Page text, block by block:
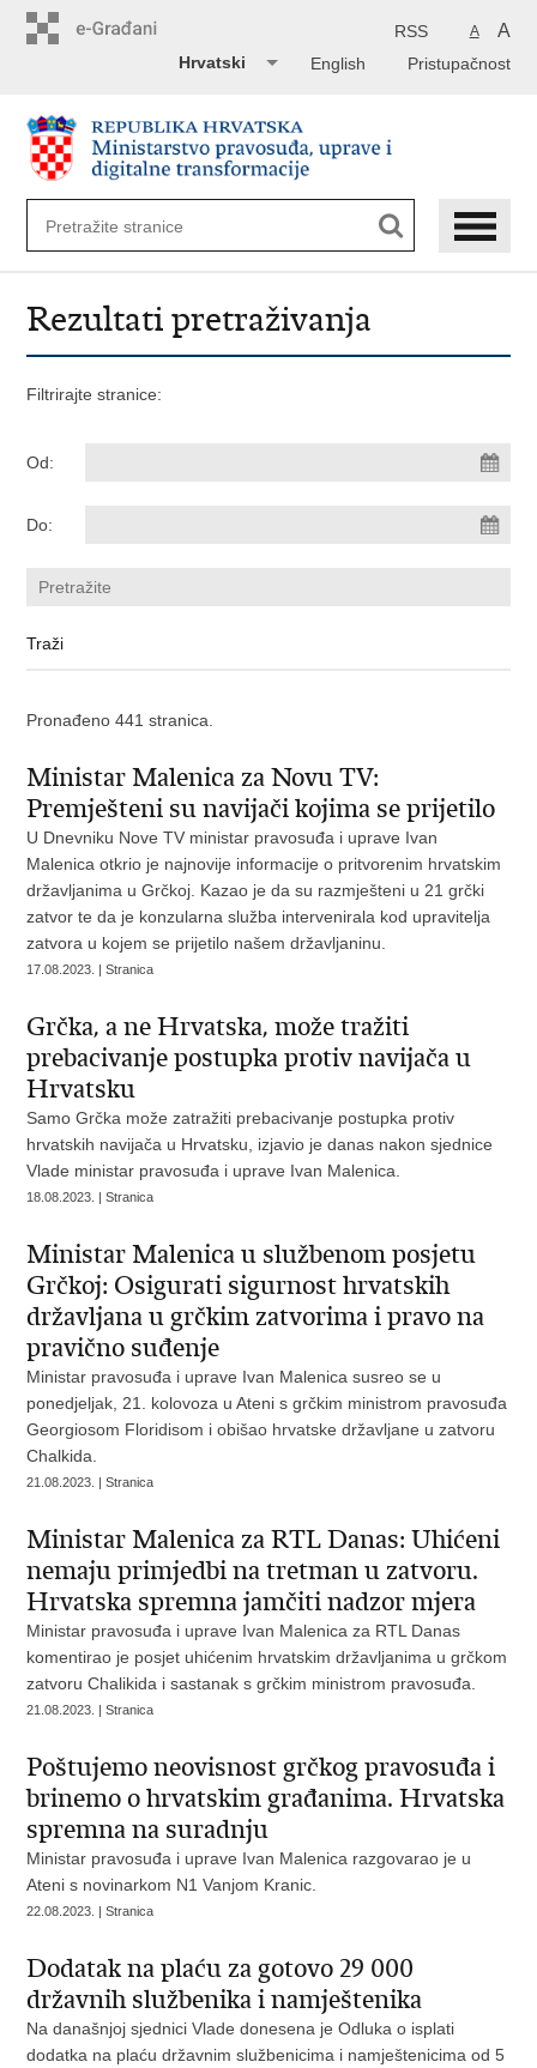
A A
RSS
Pristupačnost
English
Hrvatski
Rezultati pretraživanja
Filtrirajte stranice:
Od:
Do:
Pronađeno 441 stranica.
Ministar Malenica za Novu TV:
Premješteni su navijači kojima se prijetilo
U Dnevniku Nove TV ministar pravosuđa i uprave Ivan
Malenica otkrio je najnovije informacije o pritvorenim hrvatskim
državljanima u Grčkoj. Kazao je da su razmješteni u 21 grčki
zatvor te da je konzularna služba intervenirala kod upravitelja
zatvora u kojem se prijetilo našem državljaninu.
17.08.2023. | Stranica
Grčka, a ne Hrvatska, može tražiti
prebacivanje postupka protiv navijača u
Hrvatsku
Samo Grčka može zatražiti prebacivanje postupka protiv
hrvatskih navijača u Hrvatsku, izjavio je danas nakon sjednice
Vlade ministar pravosuđa i uprave Ivan Malenica.
18.08.2023. | Stranica
Ministar Malenica u službenom posjetu
Grčkoj: Osigurati sigurnost hrvatskih
državljana u grčkim zatvorima i pravo na
pravično suđenje
Ministar pravosuđa i uprave Ivan Malenica susreo se u
ponedjeljak, 21. kolovoza u Ateni s grčkim ministrom pravosuđa
Georgiosom Floridisom i obišao hrvatske državljane u zatvoru
Chalkida.
21.08.2023. | Stranica
Ministar Malenica za RTL Danas: Uhićeni
nemaju primjedbi na tretman u zatvoru.
Hrvatska spremna jamčiti nadzor mjera
Ministar pravosuđa i uprave Ivan Malenica za RTL Danas
komentirao je posjet uhićenim hrvatskim državljanima u grčkom
zatvoru Chalikida i sastanak s grčkim ministrom pravosuđa.
21.08.2023. | Stranica
Poštujemo neovisnost grčkog pravosuđa i
brinemo o hrvatskim građanima. Hrvatska
spremna na suradnju
Ministar pravosuđa i uprave Ivan Malenica razgovarao je u
Ateni s novinarkom N1 Vanjom Kranic.
22.08.2023. | Stranica
Dodatak na plaću za gotovo 29 000
državnih službenika i namještenika
Na današnjoj sjednici Vlade donesena je Odluka o isplati
dodatka na plaću državnim službenicima i namještenicima od 5